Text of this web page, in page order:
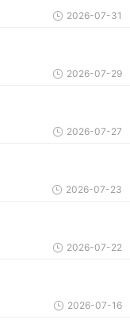
2026-07-31
2026-07-29
2026-07-27
2026-07-23
2026-07-22
2026-07-16